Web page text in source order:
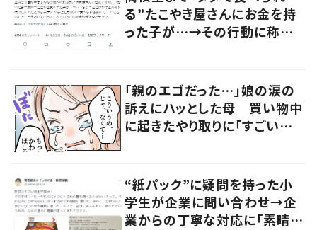
る”たこやき屋さんにお金を持
った子が…→その行動に称賛
「親のエゴだった…」娘の涙の
訴えにハッとした母 買い物中
に起きたやり取りに「すごい分
“紙パック”に疑問を持った小
学生が企業に問い合わせ→企
業からの丁寧な対応に「素晴ら